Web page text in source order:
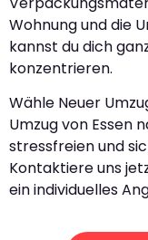
Wohnung und die
kannst du dich
konzentrieren.
Wähle Neuer
Umzug von Essen
stressfreien und
Kontaktiere uns
ein individuelles